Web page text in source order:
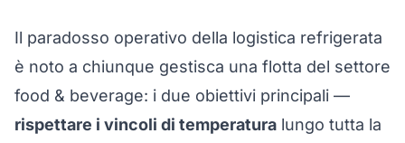
Il paradosso operativo della logistica refrigerata
è noto a chiunque gestisca una flotta del settore
food & beverage: i due obiettivi principali —
rispettare i vincoli di temperatura lungo tutta la